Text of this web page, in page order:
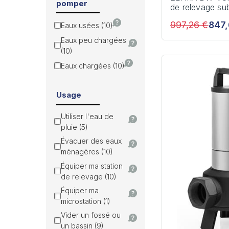
pomper
Eaux usées (10)
Eaux peu chargées
(10)
Eaux chargées (10)
Usage
Utiliser l'eau de
pluie (5)
Évacuer des eaux
ménagères (10)
Équiper ma station
de relevage (10)
Équiper ma
microstation (1)
Vider un fossé ou
un bassin (9)
de relevage
997,26 €